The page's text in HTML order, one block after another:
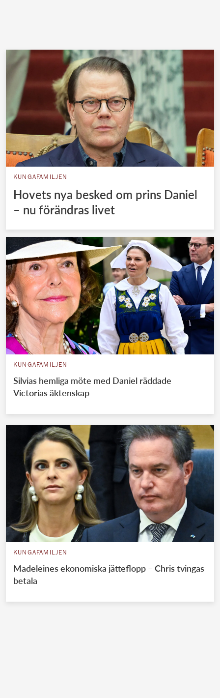
KUNGAFAMILJEN
Hovets nya besked om prins Daniel
– nu förändras livet
KUNGAFAMILJEN
Silvias hemliga möte med Daniel räddade
Victorias äktenskap
KUNGAFAMILJEN
Madeleines ekonomiska jätteflopp – Chris tvingas
betala